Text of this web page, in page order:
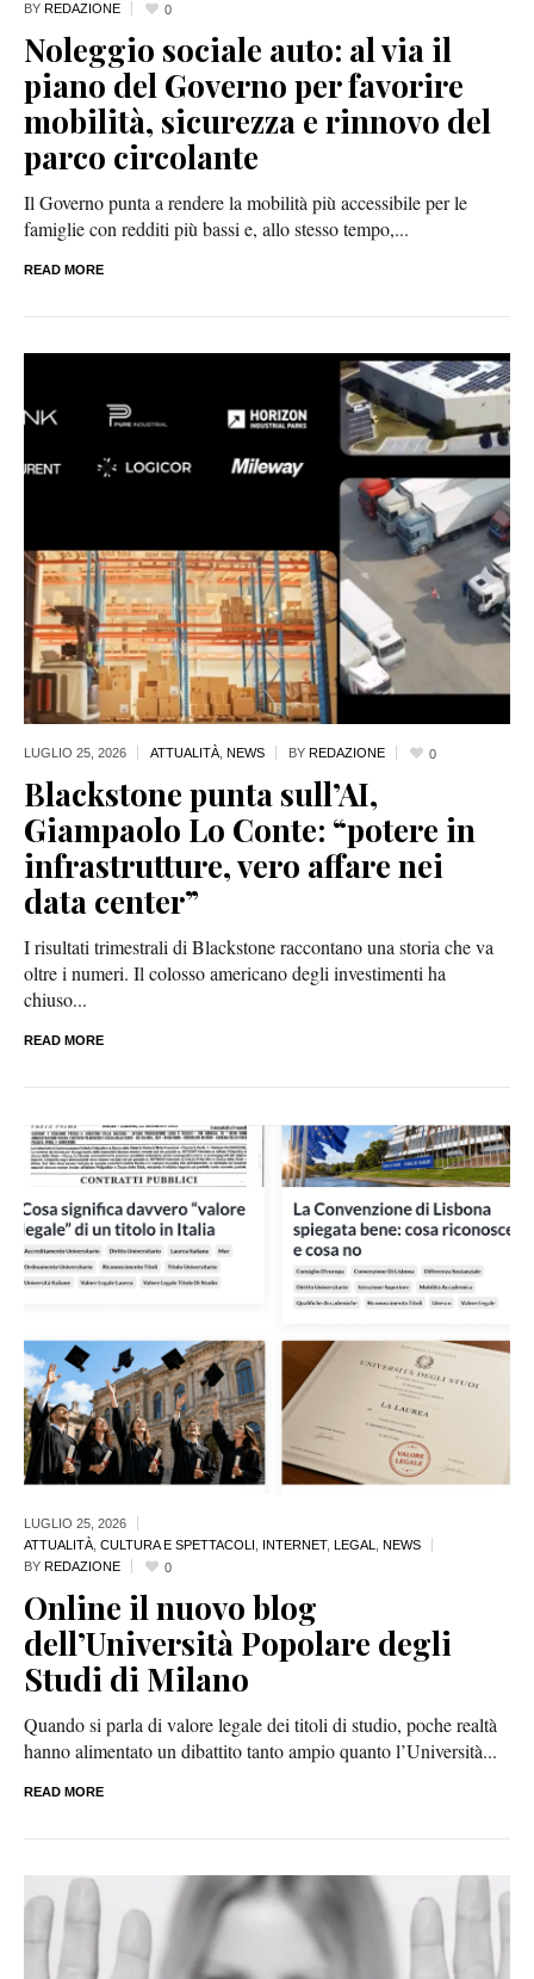
BY REDAZIONE 0
Noleggio sociale auto: al via il
piano del Governo per favorire
mobilità, sicurezza e rinnovo del
parco circolante
Il Governo punta a rendere la mobilità più accessibile per le
famiglie con redditi più bassi e, allo stesso tempo,...
READ MORE
LUGLIO 25, 2026 ATTUALITÀ NEWS BY REDAZIONE 0
Blackstone punta sull’AI,
Giampaolo Lo Conte: “potere in
infrastrutture, vero affare nei
data center”
I risultati trimestrali di Blackstone raccontano una storia che va
oltre i numeri. Il colosso americano degli investimenti ha
chiuso...
READ MORE
LUGLIO 25, 2026
ATTUALITÀ CULTURA E SPETTACOLI INTERNET, LEGAL
NEWS
BY REDAZIONE 0
Online il nuovo blog
dell’Università Popolare degli
Studi di Milano
Quando si parla di valore legale dei titoli di studio, poche realtà
hanno alimentato un dibattito tanto ampio quanto l’Università...
READ MORE